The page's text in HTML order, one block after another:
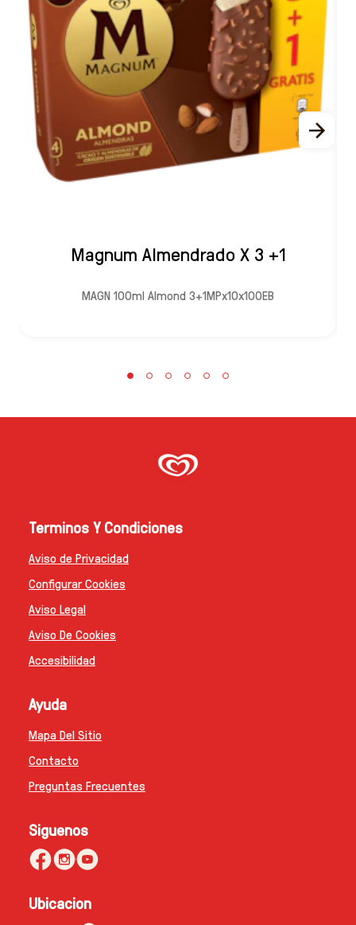
Magnum Almendrado X 3 +1
MAGN 100ml Almond 3+1MPx10x100EB
Terminos Y Condiciones
Aviso de Privacidad
Configurar Cookies
Aviso Legal
Aviso De Cookies
Accesibilidad
Ayuda
Mapa Del Sitio
Contacto
Preguntas Frecuentes
Siguenos
Ubicacion